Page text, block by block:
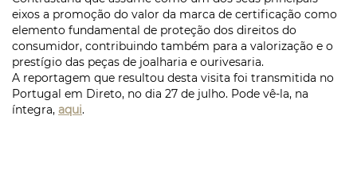
eixos a promoção do valor da marca de certificação como
elemento fundamental de proteção dos direitos do
consumidor, contribuindo também para a valorização e o
prestígio das peças de joalharia e ourivesaria.
A reportagem que resultou desta visita foi transmitida no
Portugal em Direto, no dia 27 de julho. Pode vê-la, na
íntegra, aqui.